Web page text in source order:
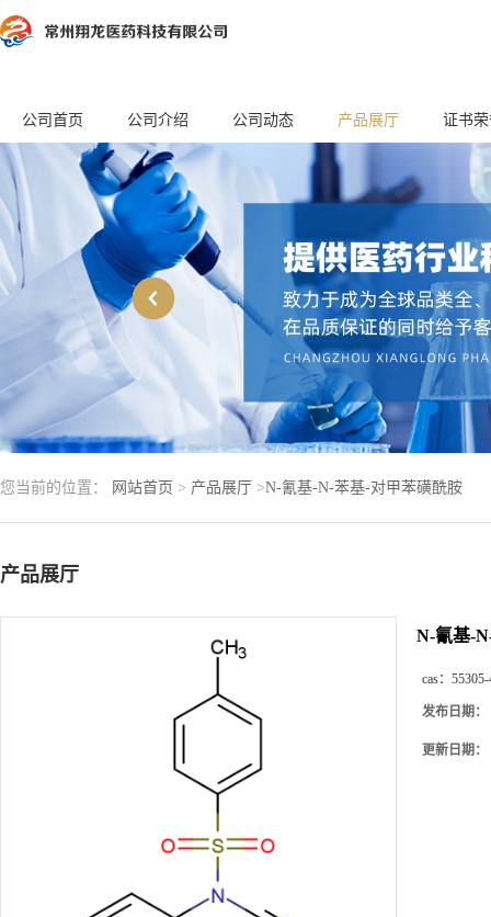
公司首页 公司介绍 公司动态 产品展厅 证书
您当前的位置： 网站首页 > 产品展厅 >N-氰基-N-苯基-对甲苯磺酰胺
产品展厅
N-氰基-
cas：
发布日期：
更新日期：